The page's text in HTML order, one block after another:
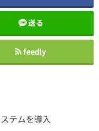
送る
feedly
テムを導入